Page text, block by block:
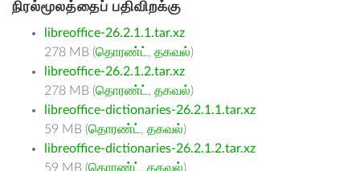
நிரல்மூலத்தைப் பதிவிறக்கு
libreoffice-26.2.1.1.tar.xz
278 MB (தொரண்ட் , தகவல்)
libreoffice-26.2.1.2.tar.xz
278 MB (தொரண்ட் , தகவல்)
libreoffice-dictionaries-26.2.1.1.tar.xz
59 MB (தொரண்ட் , தகவல்)
libreoffice-dictionaries-26.2.1.2.tar.xz
59 MB (தொரண்ட் , தகவல்)